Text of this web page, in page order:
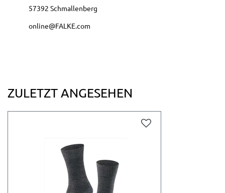
57392 Schmallenberg
online@FALKE.com
ZULETZT ANGESEHEN